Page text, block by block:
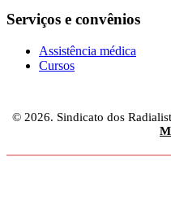
Serviços e convênios
Assistência médica
Cursos
© 2026. Sindicato dos